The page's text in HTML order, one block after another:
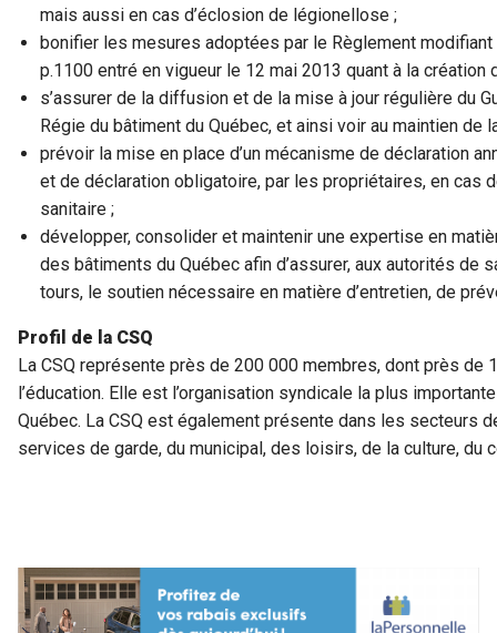
mais aussi en cas d’éclosion de légionellose ;
bonifier les mesures adoptées par le Règlement modifiant
p.1100 entré en vigueur le 12 mai 2013 quant à la création
s’assurer de la diffusion et de la mise à jour régulière du
Régie du bâtiment du Québec, et ainsi voir au maintien de
prévoir la mise en place d’un mécanisme de déclaration
et de déclaration obligatoire, par les propriétaires, en cas
sanitaire ;
développer, consolider et maintenir une expertise en
des bâtiments du Québec afin d’assurer, aux autorités de
tours, le soutien nécessaire en matière d’entretien, de
Profil de la CSQ
La CSQ représente près de 200 000 membres, dont près de
l’éducation. Elle est l’organisation syndicale la plus
Québec. La CSQ est également présente dans les secteurs
services de garde, du municipal, des loisirs, de la culture, du